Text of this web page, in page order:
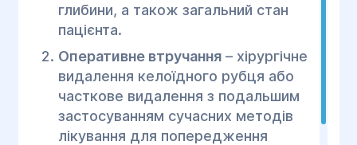
глибини, а також загальний стан
пацієнта.
Оперативне втручання– хірургічне
видалення келоїдного рубця або
часткове видалення з подальшим
застосуванням сучасних методів
лікування для попередження